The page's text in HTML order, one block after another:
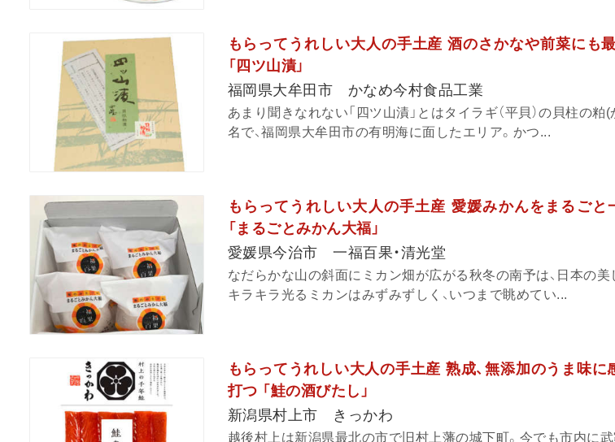
もらってうれしい大人の手土産 酒のさかなや前菜にも
「四ツ山漬」
福岡県大牟田市 かなめ今村食品工業
あまり聞きなれない「四ツ山漬」とはタイラギ（平貝）の貝柱の
名で、福岡県大牟田市の有明海に面したエリア。かつ...
もらってうれしい大人の手土産 愛媛みかんをまるご
「まるごとみかん大福」
愛媛県今治市 一福百果・清光堂
なだらかな山の斜面にミカン畑が広がる秋冬の南予は、日本の
キラキラ光るミカンはみずみずしく、いつまで眺めてい...
もらってうれしい大人の手土産 熟成、無添加のうま味
打つ 「鮭の酒びたし」
新潟県村上市 きっかわ
越後村上は新潟県最北の市で旧村上藩の城下町。今でも市内に